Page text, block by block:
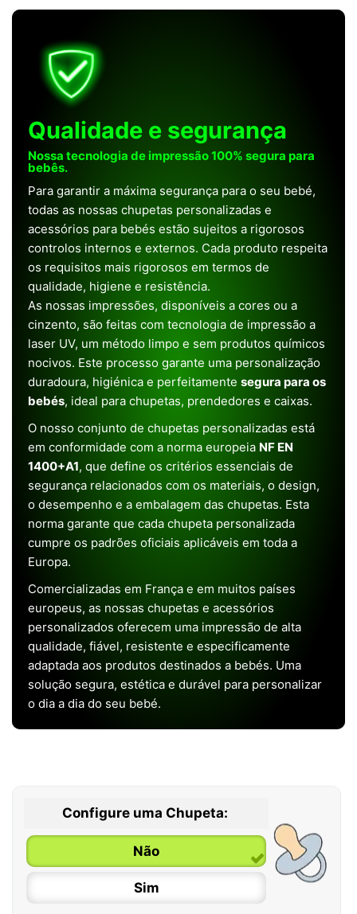
Qualidade e segurança
Nossa tecnologia de impressão 100% segura para
bebês.
Para garantir a máxima segurança para o seu bebé,
todas as nossas chupetas personalizadas e
acessórios para bebés estão sujeitos a rigorosos
controlos internos e externos. Cada produto respeita
os requisitos mais rigorosos em termos de
qualidade, higiene e resistência.
As nossas impressões, disponíveis a cores ou a
cinzento, são feitas com tecnologia de impressão a
laser UV, um método limpo e sem produtos químicos
nocivos. Este processo garante uma personalização
duradoura, higiénica e perfeitamente segura para os
bebés, ideal para chupetas, prendedores e caixas.
O nosso conjunto de chupetas personalizadas está
em conformidade com a norma europeia NF EN
1400+A1, que define os critérios essenciais de
segurança relacionados com os materiais, o design,
o desempenho e a embalagem das chupetas. Esta
norma garante que cada chupeta personalizada
cumpre os padrões oficiais aplicáveis em toda a
Europa.
Comercializadas em França e em muitos países
europeus, as nossas chupetas e acessórios
personalizados oferecem uma impressão de alta
qualidade, fiável, resistente e especificamente
adaptada aos produtos destinados a bebés. Uma
solução segura, estética e durável para personalizar
o dia a dia do seu bebé.
Configure uma Chupeta:
Não
Sim